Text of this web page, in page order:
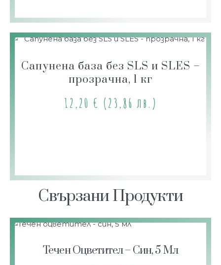
Сапунена база без SLS и SLES –
прозрачна, 1 кг
12,20 € (23,86 лв.)
Свързани Продукти
Течен Оцветител – Син, 5 Мл